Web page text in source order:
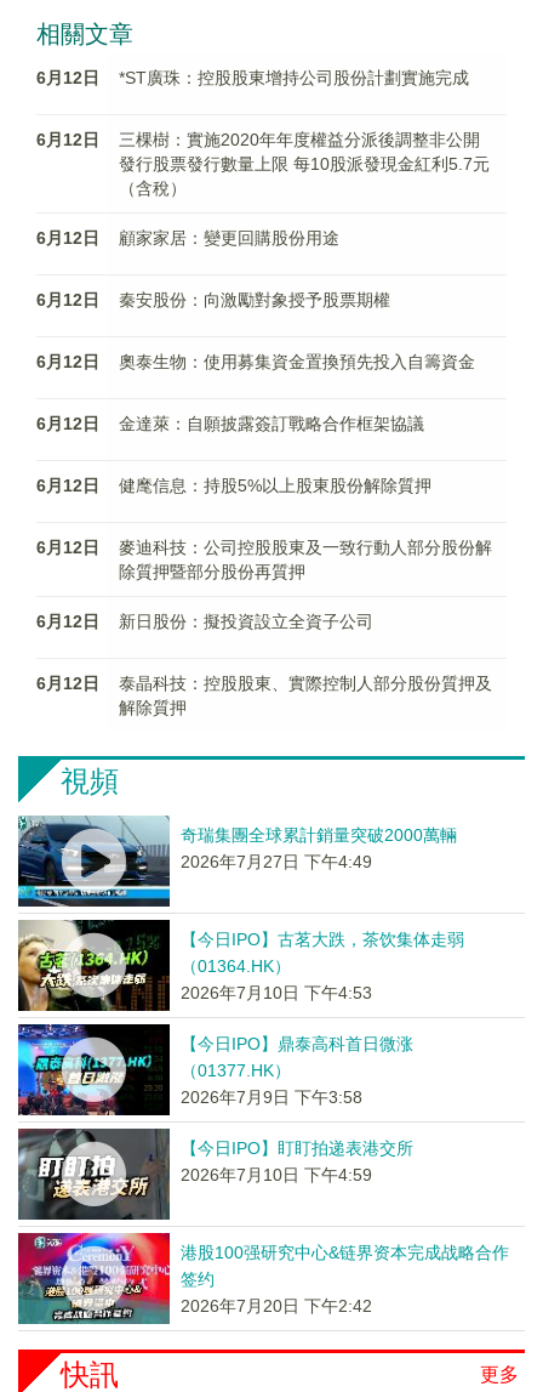
相關文章
6月12日 *ST廣珠：控股股東增持公司股份計劃實施完成
6月12日
三棵樹：實施2020年年度權益分派後調整非公開
發行股票發行數量上限 每10股派發現金紅利5.7元
（含稅）
6月12日 顧家家居：變更回購股份用途
6月12日 秦安股份：向激勵對象授予股票期權
6月12日 奧泰生物：使用募集資金置換預先投入自籌資金
6月12日 金達萊：自願披露簽訂戰略合作框架協議
6月12日 健麾信息：持股5%以上股東股份解除質押
6月12日
麥迪科技：公司控股股東及一致行動人部分股份解
除質押暨部分股份再質押
6月12日 新日股份：擬投資設立全資子公司
6月12日
泰晶科技：控股股東、實際控制人部分股份質押及
解除質押
視頻
奇瑞集團全球累計銷量突破2000萬輛
2026年7月27日 下午4:49
【今日IPO】古茗大跌，茶饮集体走弱
（01364.HK）
2026年7月10日 下午4:53
【今日IPO】鼎泰高科首日微涨
（01377.HK）
2026年7月9日 下午3:58
【今日IPO】盯盯拍递表港交所
2026年7月10日 下午4:59
港股100强研究中心&链界资本完成战略合作
签约
2026年7月20日 下午2:42
更多
快訊